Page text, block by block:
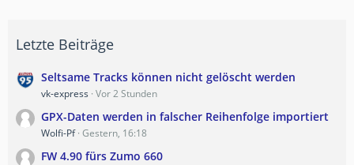
Letzte Beiträge
Seltsame Tracks können nicht gelöscht werden
vk-express Vor 2 Stunden
GPX-Daten werden in falscher Reihenfolge importiert
Wolfi-Pf Gestern, 16:18
FW 4.90 fürs Zumo 660